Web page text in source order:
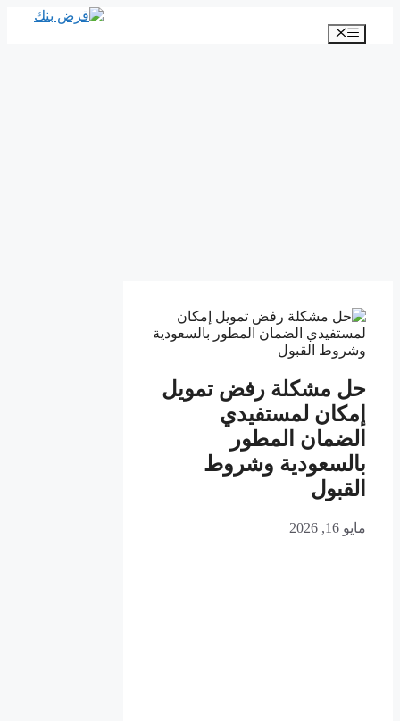
المحتوى
القائمة
حل مشكلة رفض تمويل
إمكان لمستفيدي
الضمان المطور
بالسعودية وشروط
القبول
مايو 16, 2026